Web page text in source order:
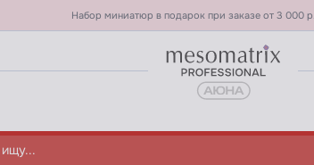
Набор миниатюр в подарок при заказе от 3 000 р.